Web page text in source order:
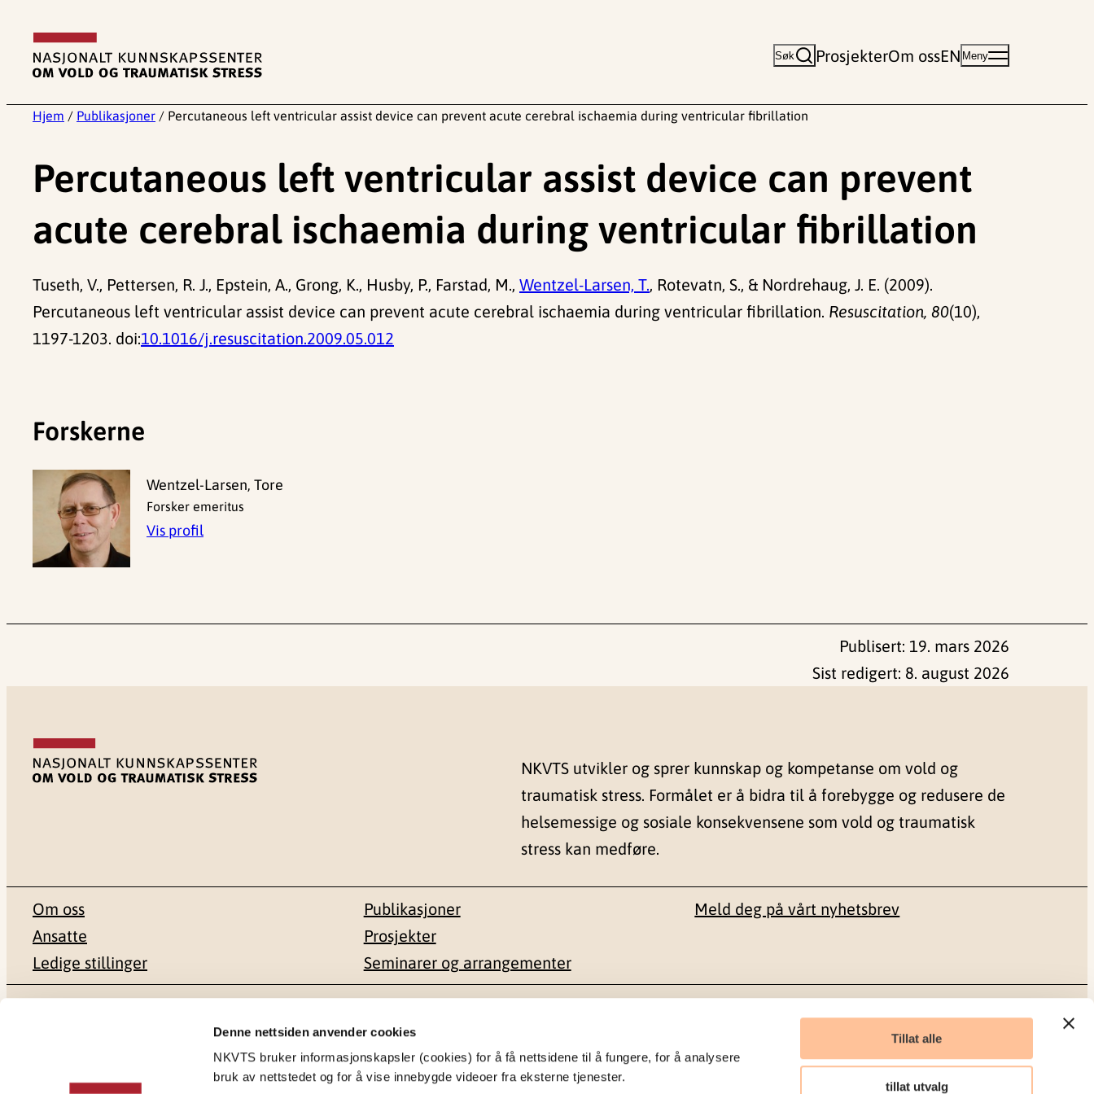
Denne nettsiden anvender cookies
NKVTS bruker informasjonskapsler (cookies) for å få nettsidene til å fungere, for å analysere
bruk av nettstedet og for å vise innebygde videoer fra eksterne tjenester.
Tillat alle
tillat utvalg
innhold
Søk ProsjekterOm ossEN Meny
Hjem / Publikasjoner / Percutaneous left ventricular assist device can prevent acute cerebral ischaemia during ventricular fibrillation
Percutaneous left ventricular assist device can prevent
acute cerebral ischaemia during ventricular fibrillation
Tuseth, V., Pettersen, R. J., Epstein, A., Grong, K., Husby, P., Farstad, M., Wentzel-Larsen, T., Rotevatn, S., & Nordrehaug, J. E. (2009).
Percutaneous left ventricular assist device can prevent acute cerebral ischaemia during ventricular fibrillation. Resuscitation, 80(10),
1197-1203. doi:10.1016/j.resuscitation.2009.05.012
Forskerne
Wentzel-Larsen, Tore
Forsker emeritus
Vis profil
Publisert: 19. mars 2026
Sist redigert: 8. august 2026
NKVTS utvikler og sprer kunnskap og kompetanse om vold og
traumatisk stress. Formålet er å bidra til å forebygge og redusere de
helsemessige og sosiale konsekvensene som vold og traumatisk
stress kan medføre.
Om oss
Ansatte
Ledige stillinger
Publikasjoner
Prosjekter
Seminarer og arrangementer
Meld deg på vårt nyhetsbrev
Besøksadresse
Gullhaugveien 1-3
22 59 55 00
Sosiale medier
Facebook